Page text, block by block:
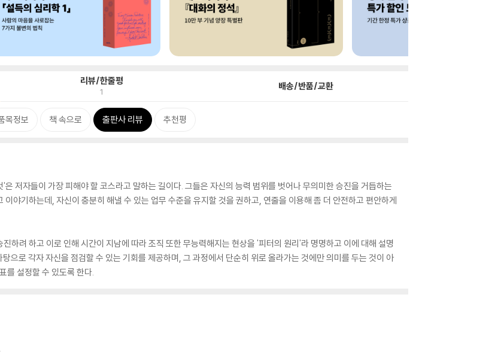
리뷰/한줄평
1 배송/반품/교환
목정보 책 속으로 출판사 리뷰 추천평
저자들이 가장 피해야 할 코스라고 말하는 길이다. 그들은 자신의 능력 범위를 벗어나 무의미한 승진을 거듭하는
야기하는데, 자신이 충분히 해낼 수 있는 업무 수준을 유지할 것을 권하고, 연줄을 이용해 좀 더 안전하고 편안하게
하려 하고 이로 인해 시간이 지남에 따라 조직 또한 무능력해지는 현상을 '피터의 원리'라 명명하고 이에 대해 설명
으로 각자 자신을 점검할 수 있는 기회를 제공하며, 그 과정에서 단순히 위로 올라가는 것에만 의미를 두는 것이 아
를 설정할 수 있도록 한다.